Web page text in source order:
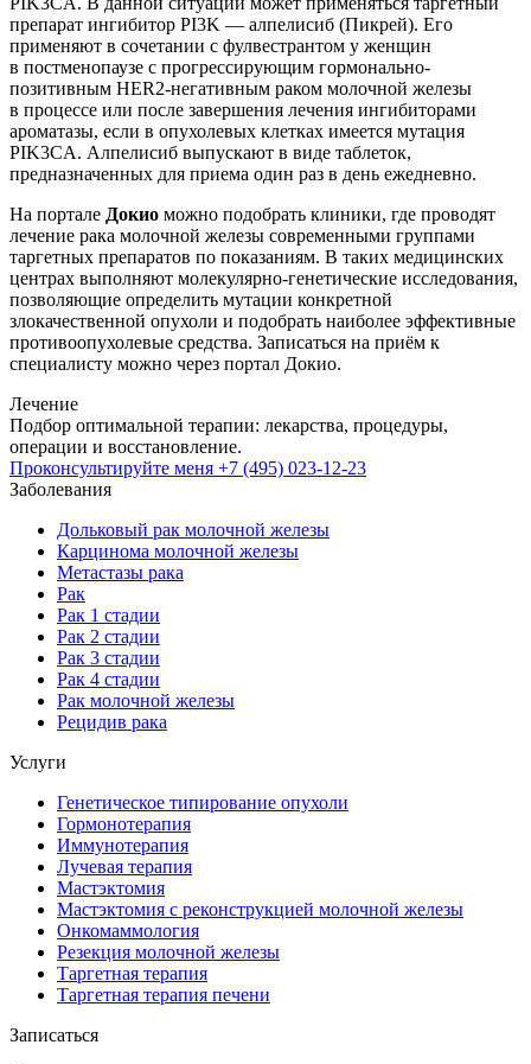
препарат ингибитор PI3K — алпелисиб (Пикрей). Его
применяют в сочетании с фулвестрантом у женщин
в постменопаузе с прогрессирующим гормонально-
позитивным HER2-негативным раком молочной железы
в процессе или после завершения лечения ингибиторами
ароматазы, если в опухолевых клетках имеется мутация
PIK3CA. Алпелисиб выпускают в виде таблеток,
предназначенных для приема один раз в день ежедневно.
На портале Докио можно подобрать клиники, где проводят
лечение рака молочной железы современными группами
таргетных препаратов по показаниям. В таких медицинских
центрах выполняют молекулярно-генетические исследования,
позволяющие определить мутации конкретной
злокачественной опухоли и подобрать наиболее эффективные
противоопухолевые средства. Записаться на приём к
специалисту можно через портал Докио.
Лечение
Подбор оптимальной терапии: лекарства, процедуры,
операции и восстановление.
Проконсультируйте меня +7 (495) 023-12-23
Заболевания
Дольковый рак молочной железы
Карцинома молочной железы
Метастазы рака
Рак
Рак 1 стадии
Рак 2 стадии
Рак 3 стадии
Рак 4 стадии
Рак молочной железы
Рецидив рака
Услуги
Генетическое типирование опухоли
Гормонотерапия
Иммунотерапия
Лучевая терапия
Мастэктомия
Мастэктомия с реконструкцией молочной железы
Онкомаммология
Резекция молочной железы
Таргетная терапия
Таргетная терапия печени
Записаться